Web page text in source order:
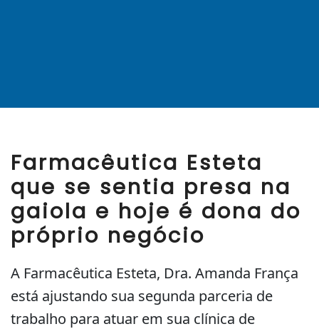
Farmacêutica Esteta
que se sentia presa na
gaiola e hoje é dona do
próprio negócio
A Farmacêutica Esteta, Dra. Amanda França
está ajustando sua segunda parceria de
trabalho para atuar em sua clínica de